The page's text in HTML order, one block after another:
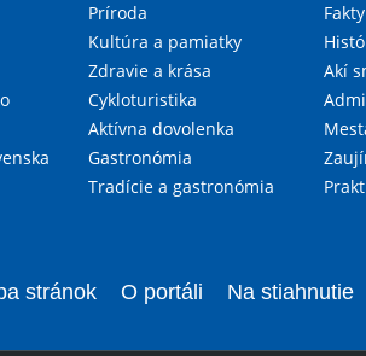
Príroda
Kultúra a pamiatky
Zdravie a krása
Cykloturistika
Aktívna dovolenka
Gastronómia
Tradície a gastronómia
Akí
stránok O portáli Na stiahnutie